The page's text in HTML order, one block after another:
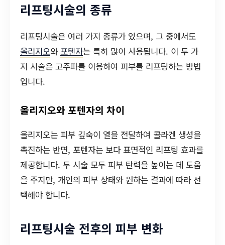
리프팅시술의 종류
리프팅시술은 여러 가지 종류가 있으며, 그 중에서도
올리지오와포텐자는 특히 많이 사용됩니다. 이 두 가
지 시술은 고주파를 이용하여 피부를 리프팅하는 방법
입니다.
올리지오와 포텐자의 차이
올리지오는 피부 깊숙이 열을 전달하여 콜라겐 생성을
촉진하는 반면, 포텐자는 보다 표면적인 리프팅 효과를
제공합니다. 두 시술 모두 피부 탄력을 높이는 데 도움
을 주지만, 개인의 피부 상태와 원하는 결과에 따라 선
택해야 합니다.
리프팅시술 전후의 피부 변화